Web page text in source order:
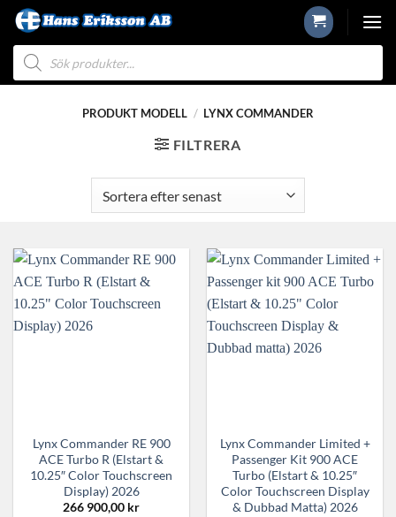
Skip
content
Produktsökning
PRODUKT MODELL / LYNX COMMANDER
FILTRERA
Lynx Commander RE 900
ACE Turbo R (Elstart &
10.25″ Color Touchscreen
Display) 2026
266 900,00 kr
Lynx Commander Limited +
Passenger Kit 900 ACE
Turbo (Elstart & 10.25″
Color Touchscreen Display
& Dubbad Matta) 2026